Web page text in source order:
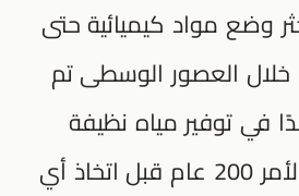
وضع مواد كيميائية حتى
خلال العصور الوسطى تم
في توفير مياه نظيفة
للسكان، استغرق الأمر 200 عام قبل اتخاذ أي